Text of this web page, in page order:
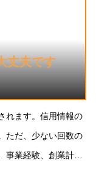
丈夫です
れます。信用情報の
ただ、少ない回数の
業経験、創業計画